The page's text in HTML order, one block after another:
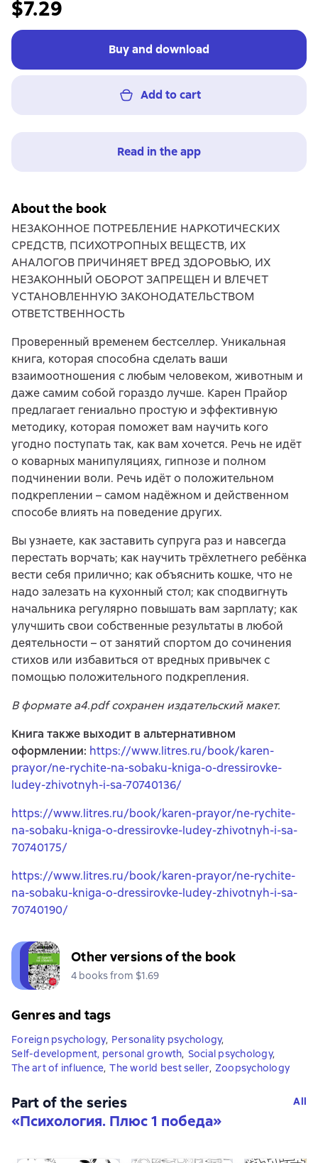
$7.29
Buy and download
Add to cart
Read in the app
About the book
НЕЗАКОННОЕ ПОТРЕБЛЕНИЕ НАРКОТИЧЕСКИХ
СРЕДСТВ, ПСИХОТРОПНЫХ ВЕЩЕСТВ, ИХ
АНАЛОГОВ ПРИЧИНЯЕТ ВРЕД ЗДОРОВЬЮ, ИХ
НЕЗАКОННЫЙ ОБОРОТ ЗАПРЕЩЕН И ВЛЕЧЕТ
УСТАНОВЛЕННУЮ ЗАКОНОДАТЕЛЬСТВОМ
ОТВЕТСТВЕННОСТЬ
Проверенный временем бестселлер. Уникальная
книга, которая способна сделать ваши
взаимоотношения с любым человеком, животным и
даже самим собой гораздо лучше. Карен Прайор
предлагает гениально простую и эффективную
методику, которая поможет вам научить кого
угодно поступать так, как вам хочется. Речь не идёт
о коварных манипуляциях, гипнозе и полном
подчинении воли. Речь идёт о положительном
подкреплении – самом надёжном и действенном
способе влиять на поведение других.
Вы узнаете, как заставить супруга раз и навсегда
перестать ворчать; как научить трёхлетнего ребёнка
вести себя прилично; как объяснить кошке, что не
надо залезать на кухонный стол; как сподвигнуть
начальника регулярно повышать вам зарплату; как
улучшить свои собственные результаты в любой
деятельности – от занятий спортом до сочинения
стихов или избавиться от вредных привычек с
помощью положительного подкрепления.
В формате a4.pdf сохранен издательский макет.
Книга также выходит в альтернативном
оформлении: https://www.litres.ru/book/karen-
prayor/ne-rychite-na-sobaku-kniga-o-dressirovke-
ludey-zhivotnyh-i-sa-70740136/
https://www.litres.ru/book/karen-prayor/ne-rychite-
na-sobaku-kniga-o-dressirovke-ludey-zhivotnyh-i-sa-
70740175/
https://www.litres.ru/book/karen-prayor/ne-rychite-
na-sobaku-kniga-o-dressirovke-ludey-zhivotnyh-i-sa-
70740190/
Other versions of the book
4 books from $1.69
Genres and tags
Foreign psychology, Personality psychology,
Self-development, personal growth, Social psychology,
The art of influence, The world best seller, Zoopsychology
Part of the series
«Психология. Плюс 1 победа»
All